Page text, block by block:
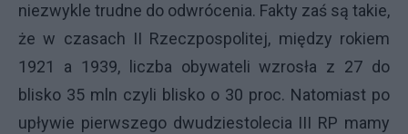
niezwykle trudne do odwrócenia. Fakty zaś są takie,
że w czasach II Rzeczpospolitej, między rokiem
1921 a 1939, liczba obywateli wzrosła z 27 do
blisko 35 mln czyli blisko o 30 proc. Natomiast po
upływie pierwszego dwudziestolecia III RP mamy